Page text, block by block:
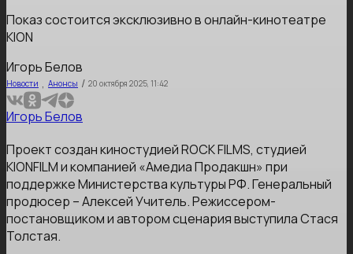
Показ состоится эксклюзивно в онлайн-кинотеатре
KION
Игорь Белов
Новости , Анонсы / 20 октября 2025, 11:42
Игорь Белов
Проект создан киностудией ROCK FILMS, студией
KIONFILM и компанией «Амедиа Продакшн» при
поддержке Министерства культуры РФ. Генеральный
продюсер – Алексей Учитель. Режиссером-
постановщиком и автором сценария выступила Стася
Толстая.